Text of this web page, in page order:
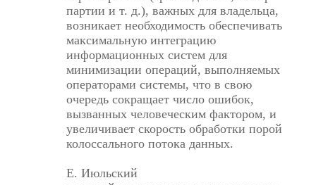
партии и т. д.), важных для владельца,
возникает необходимость обеспечивать
максимальную интеграцию
информационных систем для
минимизации операций, выполняемых
операторами системы, что в свою
очередь сокращает число ошибок,
вызванных человеческим фактором, и
увеличивает скорость обработки порой
колоссального потока данных.
Е. Июльский